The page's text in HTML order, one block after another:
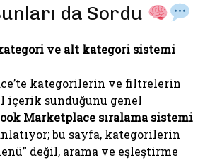
da Sordu
ve alt kategori sistemi
kategorilerin ve filtrelerin
içerik sunduğunu genel
Marketplace sıralama sistemi
bu sayfa, kategorilerin
değil, arama ve eşleştirme